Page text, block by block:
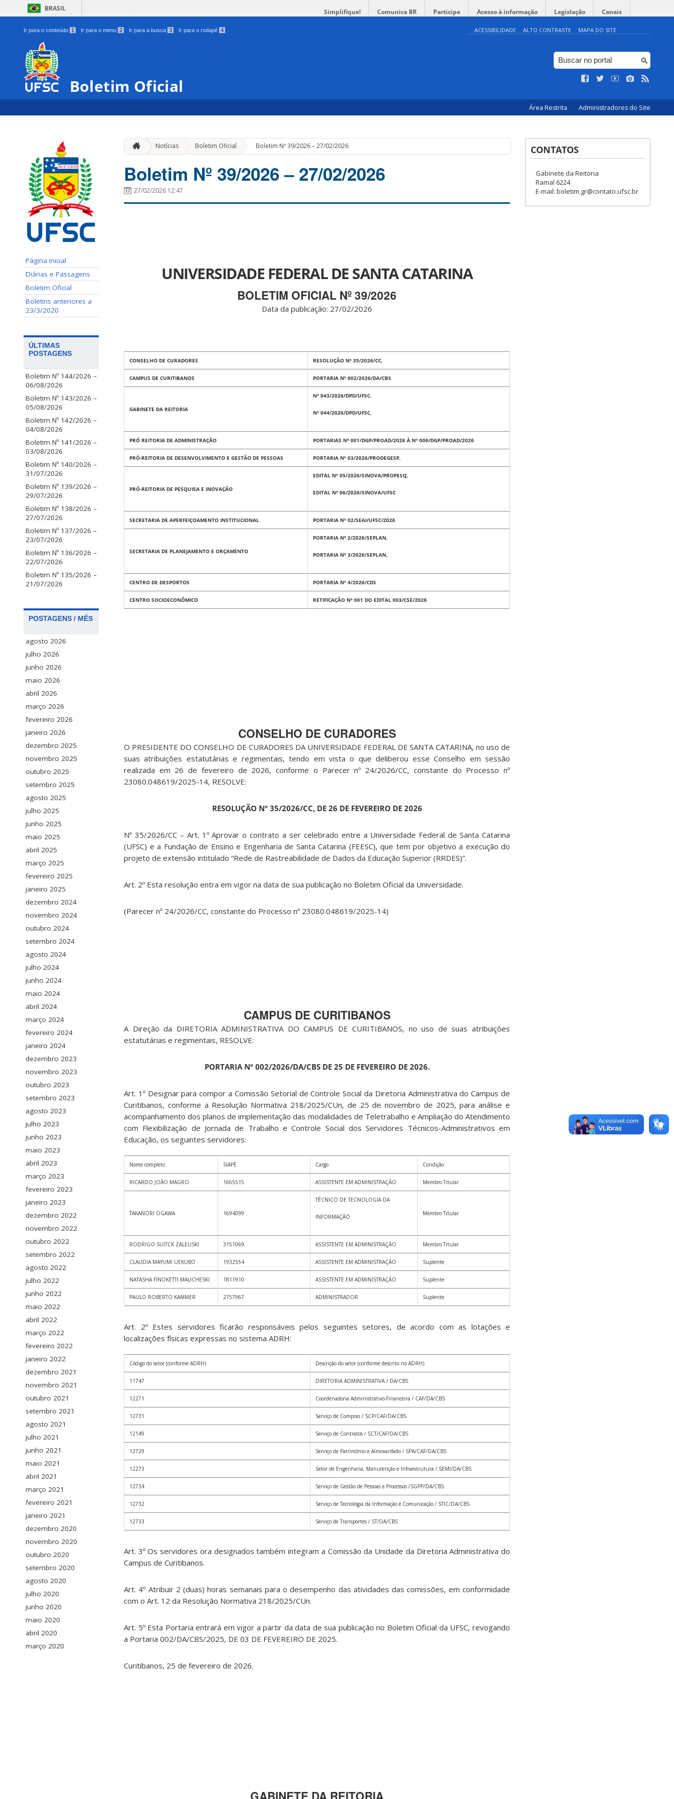
BRASIL Simplifique! Comunica BR Participe Acesso à informação Legislação Canais
Ir para o conteúdo 1 Ir para o menu 2 Ir para a busca 3 Ir para o rodapé 4 ACESSIBILIDADE ALTO CONTRASTE MAPA DO SITE
Boletim Oficial
Área Restrita Administradores do Site
Página Inicial
Diárias e Passagens
Boletim Oficial
Boletins anteriores a
23/3/2020
ÚLTIMAS
POSTAGENS
Boletim Nº 144/2026 –
06/08/2026
Boletim Nº 143/2026 –
05/08/2026
Boletim Nº 142/2026 –
04/08/2026
Boletim Nº 141/2026 –
03/08/2026
Boletim Nº 140/2026 –
31/07/2026
Boletim Nº 139/2026 –
29/07/2026
Boletim Nº 138/2026 –
27/07/2026
Boletim Nº 137/2026 –
23/07/2026
Boletim Nº 136/2026 –
22/07/2026
Boletim Nº 135/2026 –
21/07/2026
POSTAGENS / MÊS
agosto 2026
julho 2026
junho 2026
maio 2026
abril 2026
março 2026
fevereiro 2026
janeiro 2026
dezembro 2025
novembro 2025
outubro 2025
setembro 2025
agosto 2025
julho 2025
junho 2025
maio 2025
abril 2025
março 2025
fevereiro 2025
janeiro 2025
dezembro 2024
novembro 2024
outubro 2024
setembro 2024
agosto 2024
julho 2024
junho 2024
maio 2024
abril 2024
março 2024
fevereiro 2024
janeiro 2024
dezembro 2023
novembro 2023
outubro 2023
setembro 2023
agosto 2023
julho 2023
junho 2023
maio 2023
abril 2023
março 2023
fevereiro 2023
janeiro 2023
dezembro 2022
novembro 2022
outubro 2022
setembro 2022
agosto 2022
julho 2022
junho 2022
maio 2022
abril 2022
março 2022
fevereiro 2022
janeiro 2022
dezembro 2021
novembro 2021
outubro 2021
setembro 2021
agosto 2021
julho 2021
junho 2021
maio 2021
abril 2021
março 2021
fevereiro 2021
janeiro 2021
dezembro 2020
novembro 2020
outubro 2020
setembro 2020
agosto 2020
julho 2020
junho 2020
maio 2020
abril 2020
março 2020
Notícias Boletim Oficial » Boletim Nº 39/2026 – 27/02/2026
Boletim Nº 39/2026 – 27/02/2026
27/02/2026 12:47
UNIVERSIDADE FEDERAL DE SANTA CATARINA
BOLETIM OFICIAL Nº 39/2026
Data da publicação: 27/02/2026
CONSELHO DE CURADORES RESOLUÇÃO Nº 35/2026/CC,
CAMPUS DE CURITIBANOS PORTARIA Nº 002/2026/DA/CBS
GABINETE DA REITORIA
Nº 043/2026/DPD/UFSC,
Nº 044/2026/DPD/UFSC,
PRÓ REITORIA DE ADMINISTRAÇÃO PORTARIAS Nº 001/DGP/PROAD/2026 À Nº 009/DGP/PROAD/2026
PRÓ-REITORIA DE DESENVOLVIMENTO E GESTÃO DE PESSOAS PORTARIA Nº 03/2026/PRODEGESP,
PRÓ-REITORIA DE PESQUISA E INOVAÇÃO
EDITAL Nº 05/2026/SINOVA/PROPESQ,
EDITAL Nº 06/2026/SINOVA/UFSC
SECRETARIA DE APERFEIÇOAMENTO INSTITUCIONAL PORTARIA Nº 02/SEAI/UFSC/2026
SECRETARIA DE PLANEJAMENTO E ORÇAMENTO
PORTARIA Nº 2/2026/SEPLAN,
PORTARIA Nº 3/2026/SEPLAN,
CENTRO DE DESPORTOS PORTARIA Nº 4/2026/CDS
CENTRO SOCIOECONÔMICO RETIFICAÇÃO Nº 001 DO EDITAL 003/CSE/2026
CONSELHO DE CURADORES
O PRESIDENTE DO CONSELHO DE CURADORES DA UNIVERSIDADE FEDERAL DE SANTA CATARINA, no uso de
suas atribuições estatutárias e regimentais, tendo em vista o que deliberou esse Conselho em sessão
realizada em 26 de fevereiro de 2026, conforme o Parecer nº 24/2026/CC, constante do Processo nº
23080.048619/2025-14, RESOLVE:
RESOLUÇÃO Nº 35/2026/CC, DE 26 DE FEVEREIRO DE 2026
Nº 35/2026/CC – Art. 1º Aprovar o contrato a ser celebrado entre a Universidade Federal de Santa Catarina
(UFSC) e a Fundação de Ensino e Engenharia de Santa Catarina (FEESC), que tem por objetivo a execução do
projeto de extensão intitulado “Rede de Rastreabilidade de Dados da Educação Superior (RRDES)”.
Art. 2º Esta resolução entra em vigor na data de sua publicação no Boletim Oficial da Universidade.
(Parecer nº 24/2026/CC, constante do Processo nº 23080.048619/2025-14)
CAMPUS DE CURITIBANOS
A Direção da DIRETORIA ADMINISTRATIVA DO CAMPUS DE CURITIBANOS, no uso de suas atribuições
estatutárias e regimentais, RESOLVE:
PORTARIA Nº 002/2026/DA/CBS DE 25 DE FEVEREIRO DE 2026.
Art. 1º Designar para compor a Comissão Setorial de Controle Social da Diretoria Administrativa do Campus de
Curitibanos, conforme a Resolução Normativa 218/2025/CUn, de 25 de novembro de 2025, para análise e
acompanhamento dos planos de implementação das modalidades de Teletrabalho e Ampliação do Atendimento
com Flexibilização de Jornada de Trabalho e Controle Social dos Servidores Técnicos-Administrativos em
Educação, os seguintes servidores:
Nome completo SIAPE Cargo Condição
RICARDO JOÃO MAGRO 1665515 ASSISTENTE EM ADMINISTRAÇÃO Membro Titular
TAKANORI OGAWA 1694099
TÉCNICO DE TECNOLOGIA DA
INFORMAÇÃO Membro Titular
RODRIGO SUITCK ZALEUSKI 3151069 ASSISTENTE EM ADMINISTRAÇÃO Membro Titular
CLAUDIA MAYUMI UEKUBO 1932554 ASSISTENTE EM ADMINISTRAÇÃO Suplente
NATASHA FINOKETTI MALICHESKI 1811910 ASSISTENTE EM ADMINISTRAÇÃO Suplente
PAULO ROBERTO KAMMER 2757967 ADMINISTRADOR Suplente
Art. 2º Estes servidores ficarão responsáveis pelos seguintes setores, de acordo com as lotações e
localizações físicas expressas no sistema ADRH:
Código do setor (conforme ADRH) Descrição do setor (conforme descrito no ADRH)
11747 DIRETORIA ADMINISTRATIVA / DA/CBS
12271 Coordenadoria Administrativo-Financeira / CAF/DA/CBS
12731 Serviço de Compras / SCP/CAF/DA/CBS
12149 Serviço de Contratos / SCT/CAF/DA/CBS
12729 Serviço de Patrimônio e Almoxarifado / SPA/CAF/DA/CBS
12273 Setor de Engenharia, Manutenção e Infraestrutura / SEMI/DA/CBS
12734 Serviço de Gestão de Pessoas e Processos /SGPP/DA/CBS
12732 Serviço de Tecnologia da Informação e Comunicação / STIC/DA/CBS
12733 Serviço de Transportes / ST/DA/CBS
Art. 3º Os servidores ora designados também integram a Comissão da Unidade da Diretoria Administrativa do
Campus de Curitibanos.
Art. 4º Atribuir 2 (duas) horas semanais para o desempenho das atividades das comissões, em conformidade
com o Art. 12 da Resolução Normativa 218/2025/CUn.
Art. 5º Esta Portaria entrará em vigor a partir da data de sua publicação no Boletim Oficial da UFSC, revogando
a Portaria 002/DA/CBS/2025, DE 03 DE FEVEREIRO DE 2025.
Curitibanos, 25 de fevereiro de 2026.
CONTATOS
Gabinete da Reitoria
Ramal 6224
E-mail: boletim.gr@contato.ufsc.br